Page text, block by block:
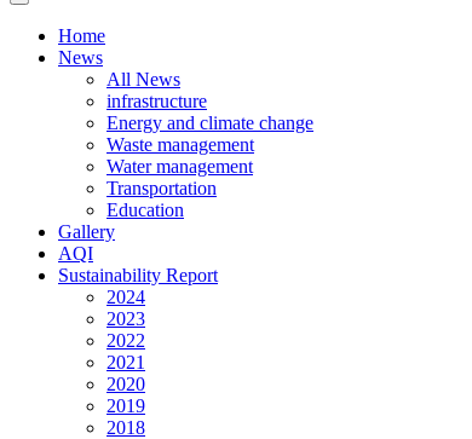
Home
News
All News
infrastructure
Energy and climate change
Waste management
Water management
Transportation
Education
Gallery
AQI
Sustainability Report
2024
2023
2022
2021
2020
2019
2018